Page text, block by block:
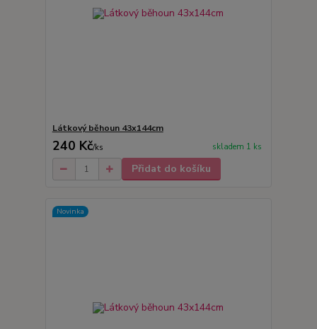
Látkový běhoun 43x144cm
240 Kč/ks skladem 1 ks
Přidat do košíku
Novinka